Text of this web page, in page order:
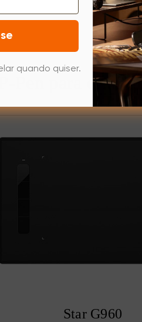
Pen para criar
Star G960
quando quiser.